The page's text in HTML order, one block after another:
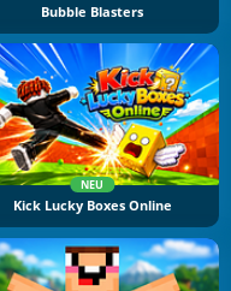
Bubble Blasters
NEU
Kick Lucky Boxes Online